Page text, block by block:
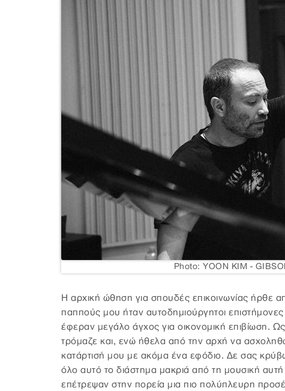
Photo: YOON KIM -
Η αρχική ώθηση για σπουδές επικοινωνίας ήρθε
παππούς μου ήταν αυτοδημιούργητοι
έφεραν μεγάλο άγχος για οικονομική επιβίωση.
τρόμαζε και, ενώ ήθελα από την αρχή να
κατάρτισή μου με ακόμα ένα εφόδιο. Δε σας
όλο αυτό το διάστημα μακριά από τη μουσική
επέτρεψαν στην πορεία μια πιο πολύπλευρη